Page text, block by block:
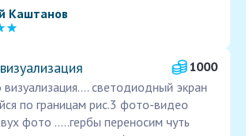
Каштанов
1000
светодиодный экран
по границам рис.3 фото-видео
фото .....гербы переносим чуть